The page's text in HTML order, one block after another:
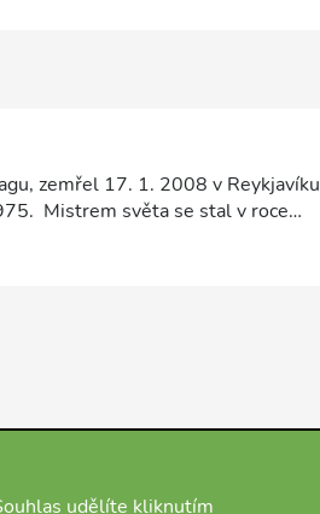
zemřel 17. 1. 2008 v Reykjavíku
Mistrem světa se stal v roce
odmítl nastoupit do zápasu s
technice hry. Po celý život byl
udělíte kliknutím